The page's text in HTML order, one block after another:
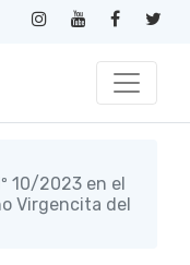
10/2023 en el
Virgencita del